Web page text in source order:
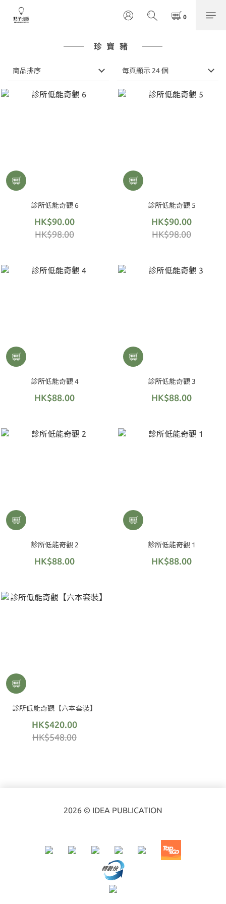
珍寶豬
商品排序 每頁顯示 24 個
診所低能奇觀 6
HK$90.00
HK$98.00
診所低能奇觀 5
HK$90.00
HK$98.00
診所低能奇觀 4
HK$88.00
診所低能奇觀 3
HK$88.00
診所低能奇觀 2
HK$88.00
診所低能奇觀 1
HK$88.00
診所低能奇觀【六本套裝】
HK$420.00
HK$548.00
2026 © IDEA PUBLICATION